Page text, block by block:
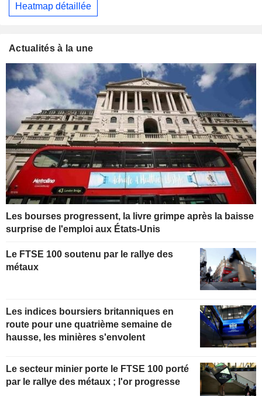
Heatmap détaillée
Actualités à la une
Les bourses progressent, la livre grimpe après la baisse
surprise de l'emploi aux États-Unis
Le FTSE 100 soutenu par le rallye des
métaux
Les indices boursiers britanniques en
route pour une quatrième semaine de
hausse, les minières s'envolent
Le secteur minier porte le FTSE 100 porté
par le rallye des métaux ; l'or progresse